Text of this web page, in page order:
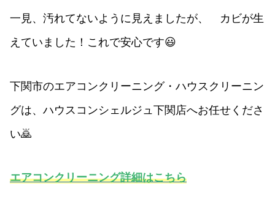
一見、汚れてないように見えましたが、 カビが生
えていました！これで安心です😃
下関市のエアコンクリーニング・ハウスクリーニン
グは、ハウスコンシェルジュ下関店へお任せくださ
い🙇
エアコンクリーニング詳細はこちら